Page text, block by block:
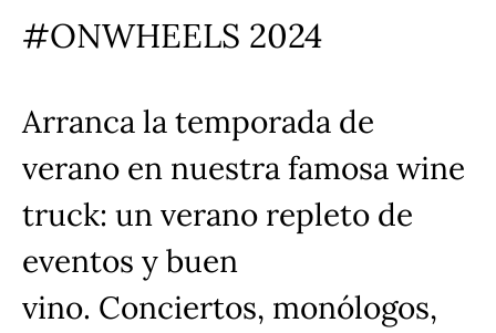
#ONWHEELS 2024
Arranca la temporada de
verano en nuestra famosa wine
truck: un verano repleto de
eventos y buen
vino. Conciertos, monólogos,